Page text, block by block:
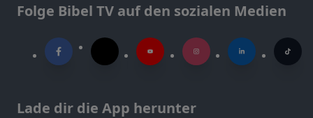
Folge Bibel TV auf den sozialen Medien
Lade dir die App herunter